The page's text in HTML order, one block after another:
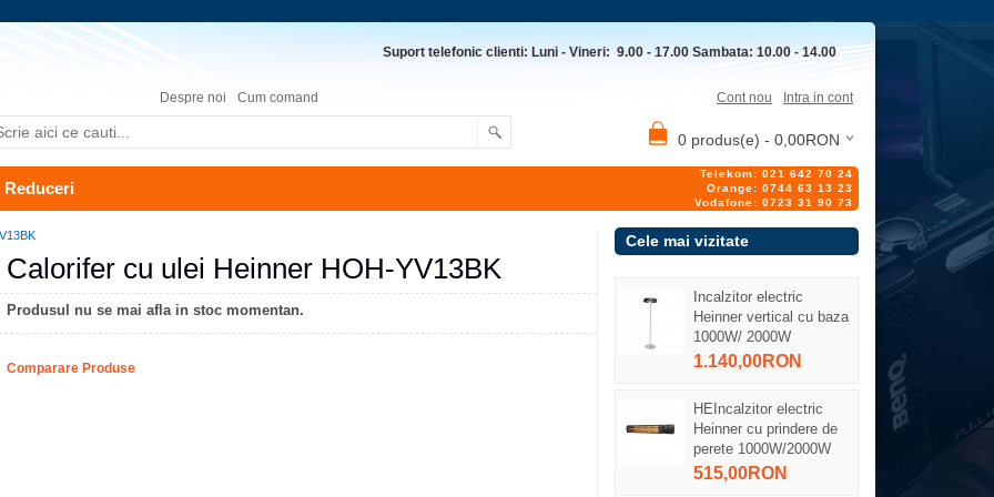
Suport telefonic clienti: Luni - Vineri: 9.00 - 17.00 Sambata: 10.00 - 14.00
Despre noi Cum comand Cont nou Intra in cont
0 produs(e) - 0,00RON
Reduceri
Telekom: 021 642 70 24
Orange: 0744 63 13 23
Vodafone: 0723 31 90 73
Cele mai vizitate
Incalzitor electric
Heinner vertical cu baza
1000W/ 2000W
1.140,00RON
HEIncalzitor electric
Heinner cu prindere de
perete 1000W/2000W
515,00RON
Calorifer cu ulei Heinner HOH-YV13BK
Produsul nu se mai afla in stoc momentan.
Comparare Produse